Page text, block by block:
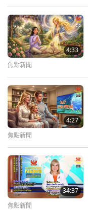
4:33
焦點新聞
4:27
焦點新聞
34:37
焦點新聞